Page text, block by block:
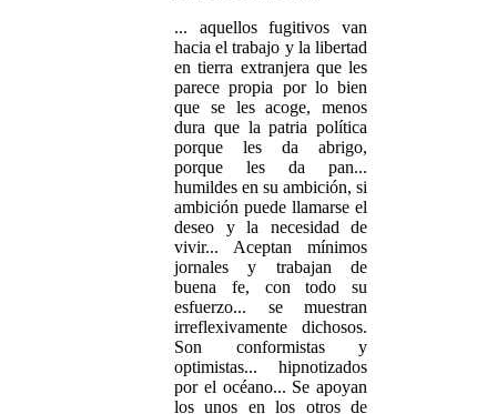
... aquellos fugitivos van
hacia el trabajo y la libertad
en tierra extranjera que les
parece propia por lo bien
que se les acoge, menos
dura que la patria política
porque les da abrigo,
porque les da pan...
humildes en su ambición, si
ambición puede llamarse el
deseo y la necesidad de
vivir... Aceptan mínimos
jornales y trabajan de
buena fe, con todo su
esfuerzo... se muestran
irreflexivamente dichosos.
Son conformistas y
optimistas... hipnotizados
por el océano... Se apoyan
los unos en los otros de